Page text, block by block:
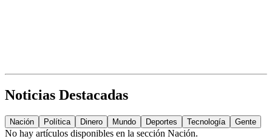
Noticias Destacadas
Nación Política Dinero Mundo Deportes Tecnología Gente
No hay artículos disponibles en la sección Nación.